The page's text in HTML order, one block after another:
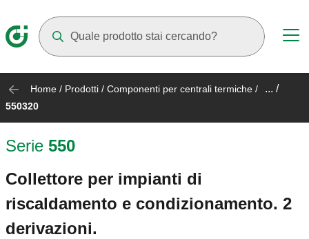
Home / Prodotti / Componenti per centrali termiche / ... /
550320
Serie 550
Collettore per impianti di
riscaldamento e condizionamento. 2
derivazioni.